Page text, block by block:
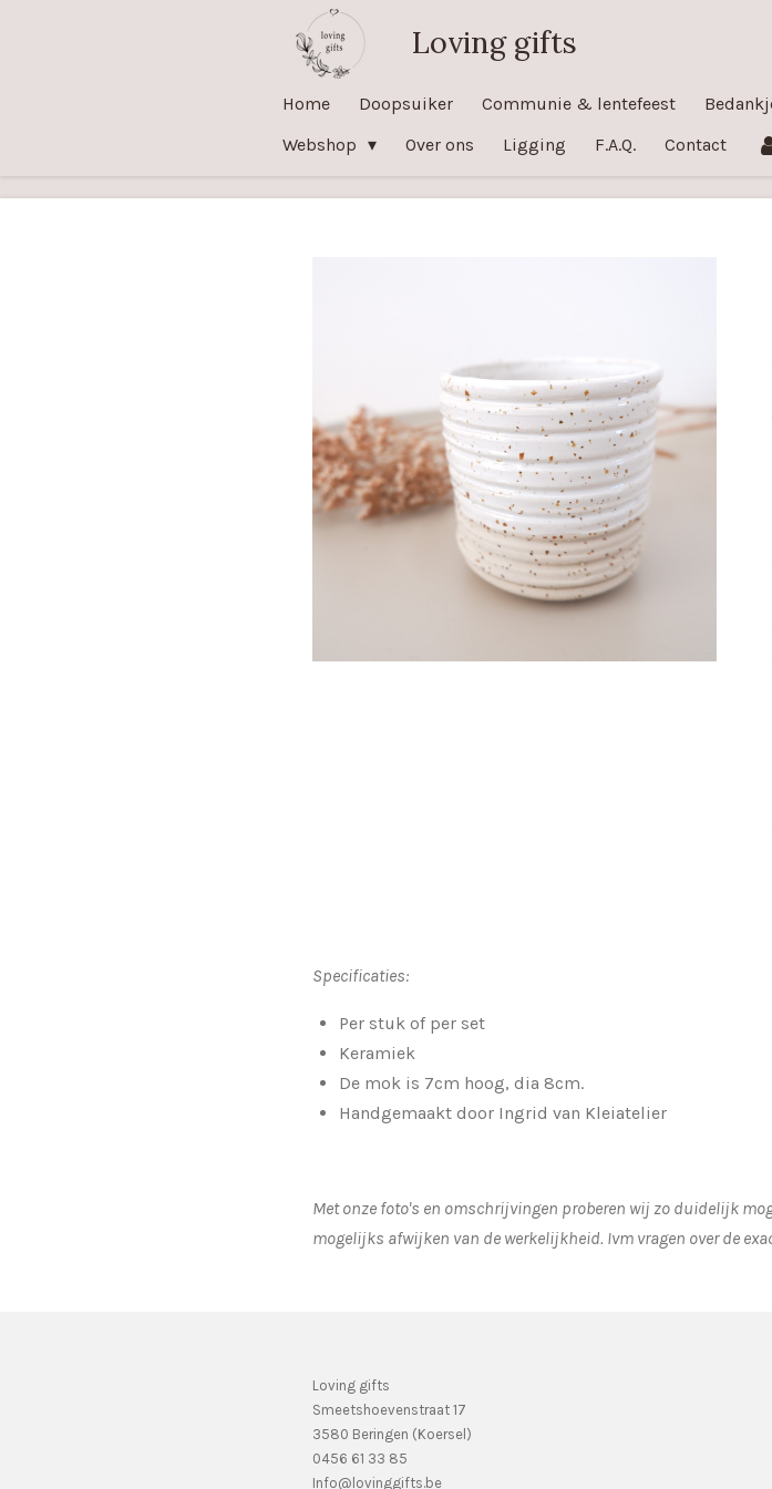
Loving gifts
Home Doopsuiker Communie & lentefeest
Webshop
Over ons Ligging F.A.Q. Contact
Specificaties:
Per stuk of per set
Keramiek
De mok is 7cm hoog, dia 8cm.
Handgemaakt door Ingrid van Kleiatelier
Met onze foto's en omschrijvingen proberen wij zo duidelijk
mogelijks afwijken van de werkelijkheid. Ivm vragen over de
Loving gifts
Smeetshoevenstraat 17
3580 Beringen (Koersel)
0456 61 33 85
Info@lovinggifts.be